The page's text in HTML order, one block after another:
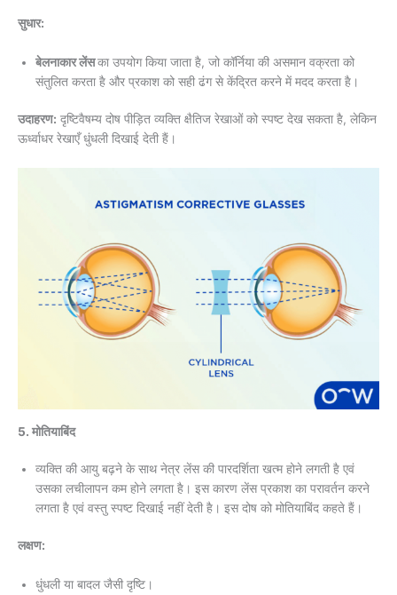
सुधार:
बेलनाकार लेंसका उपयोग किया जाता है, जो कॉर्निया की असमान वक्रता को
संतुलित करता है और प्रकाश को सही ढंग से केंद्रित करने में मदद करता है।
उदाहरण: दृष्टिवैषम्य दोष पीड़ित व्यक्ति क्षैतिज रेखाओं को स्पष्ट देख सकता है, लेकिन
ऊर्ध्वाधर रेखाएँ धुंधली दिखाई देती हैं।
5. मोतियाबिंद
व्यक्ति की आयु बढ़ने के साथ नेत्र लेंस की पारदर्शिता खत्म होने लगती है एवं
उसका लचीलापन कम होने लगता है। इस कारण लेंस प्रकाश का परावर्तन करने
लगता है एवं वस्तु स्पष्ट दिखाई नहीं देती है। इस दोष को मोतियाबिंद कहते हैं।
लक्षण:
धुंधली या बादल जैसी दृष्टि।